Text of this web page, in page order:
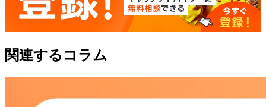
関連するコラム